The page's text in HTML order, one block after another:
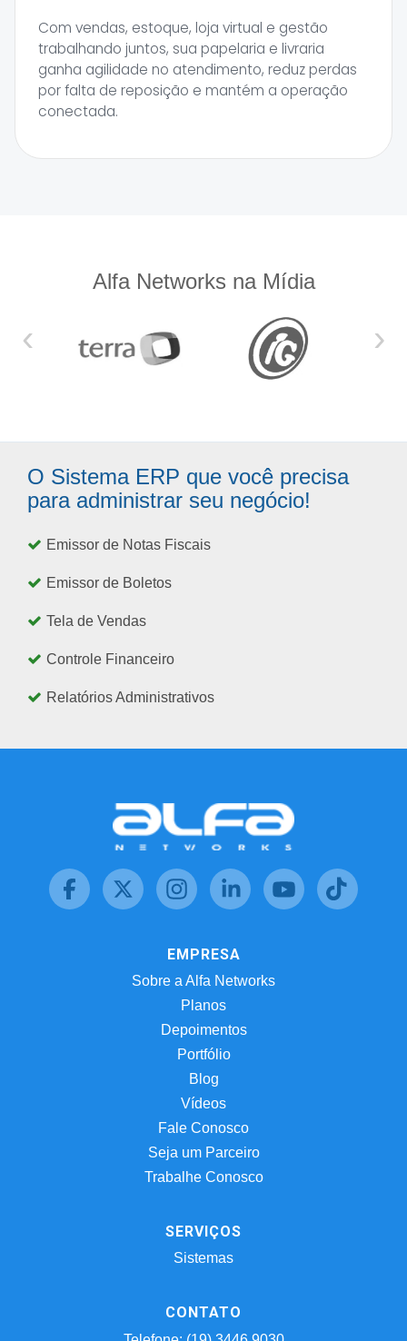
Com vendas, estoque, loja virtual e gestão
trabalhando juntos, sua papelaria e livraria
ganha agilidade no atendimento, reduz perdas
por falta de reposição e mantém a operação
conectada.
Alfa Networks na Mídia
‹ ›
O Sistema ERP que você precisa
para administrar seu negócio!
Emissor de Notas Fiscais
Emissor de Boletos
Tela de Vendas
Controle Financeiro
Relatórios Administrativos
EMPRESA
Sobre a Alfa Networks
Planos
Depoimentos
Portfólio
Blog
Vídeos
Fale Conosco
Seja um Parceiro
Trabalhe Conosco
SERVIÇOS
Sistemas
CONTATO